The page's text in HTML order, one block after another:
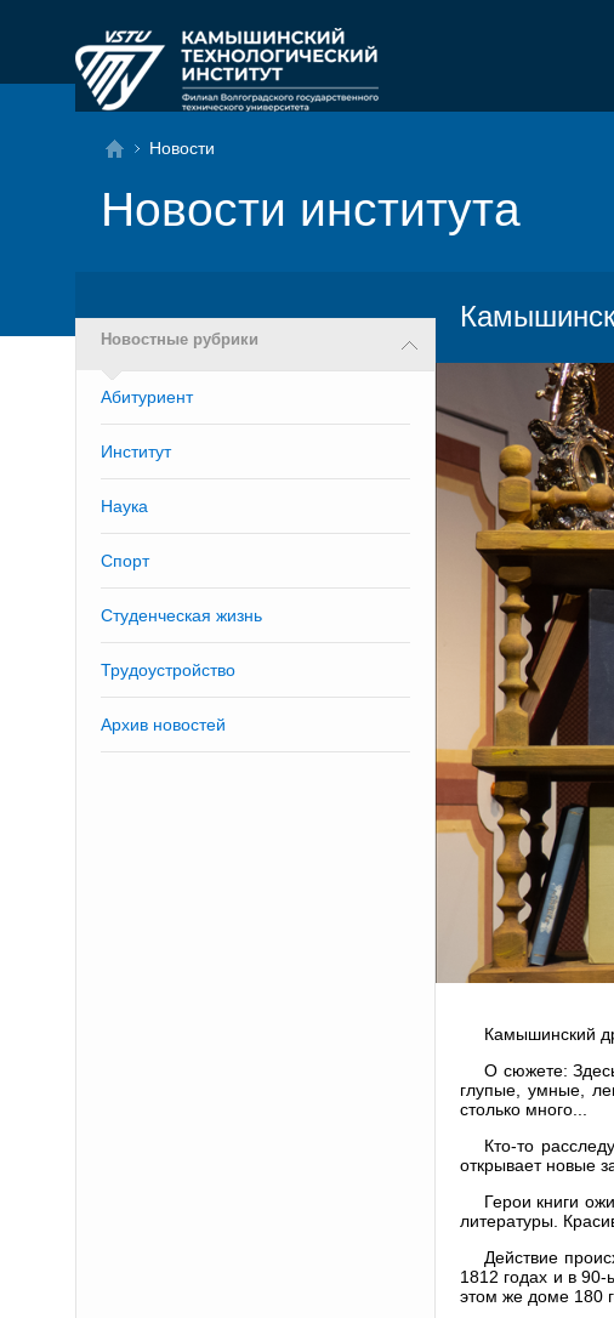
Новости
Новости института
Новостные рубрики
Абитуриент
Институт
Наука
Спорт
Студенческая жизнь
Трудоустройство
Архив новостей
Камышинский
О сюжете:
глупые, умные,
столько много...
Кто-то
открывает новые
Герои книги
литературы.
Действие
1812 годах и в
этом же доме 180